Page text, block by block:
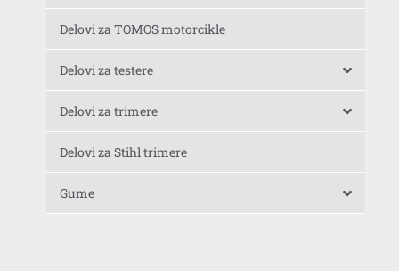
Delovi za TOMOS motorcikle
Delovi za testere
Delovi za trimere
Delovi za Stihl trimere
Gume